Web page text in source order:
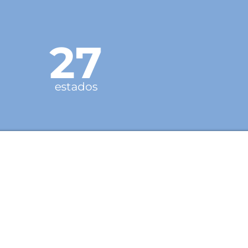
27
estados